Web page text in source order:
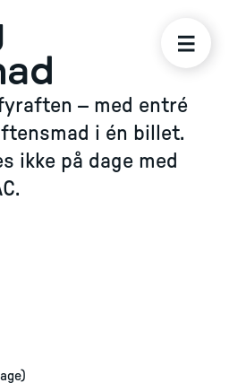
– med entré
i én billet.
ikke på dage med
)